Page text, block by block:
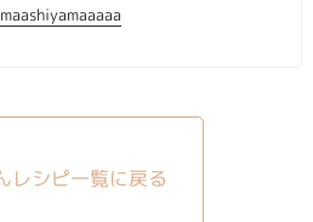
maashiyamaaaaa
レシピ一覧に戻る